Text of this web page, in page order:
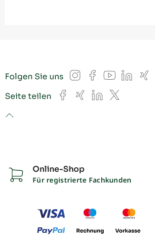
Folgen Sie uns Instagram
Facebook
YouTube
LinkedIn
Xing
Seite teilen Facebook
XingLinkedIn
X
to top
Online-Shop
Für registrierte Fachkunden